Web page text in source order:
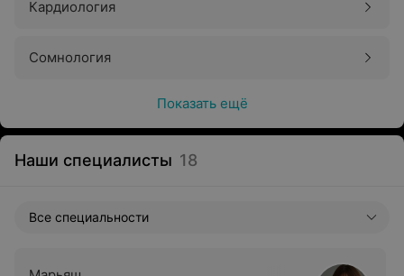
Кардиология
Сомнология
Показать ещё
Наши специалисты 18
Все специальности